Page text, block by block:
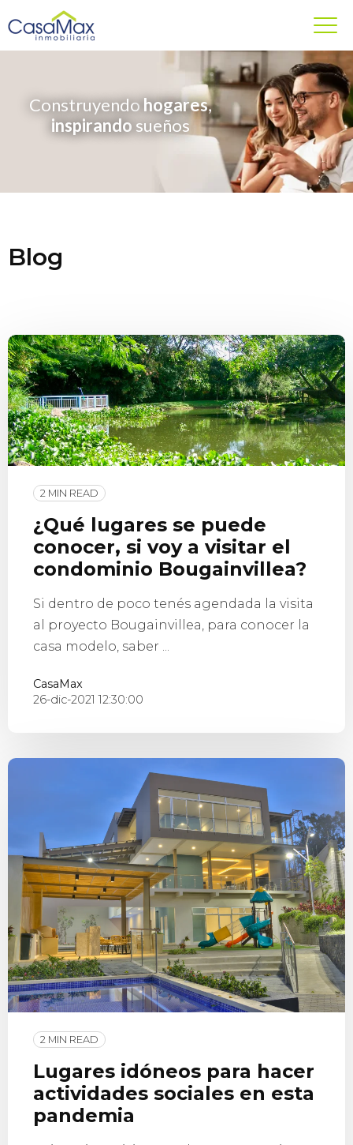
Construyendohogares,
inspirando sueños
Blog
2 MIN READ
¿Qué lugares se puede
conocer, si voy a visitar el
condominio Bougainvillea?
Si dentro de poco tenés agendada la visita
al proyecto Bougainvillea, para conocer la
casa modelo, saber ...
CasaMax
26-dic-2021 12:30:00
2 MIN READ
Lugares idóneos para hacer
actividades sociales en esta
pandemia